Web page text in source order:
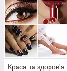
Краса та здоров'я